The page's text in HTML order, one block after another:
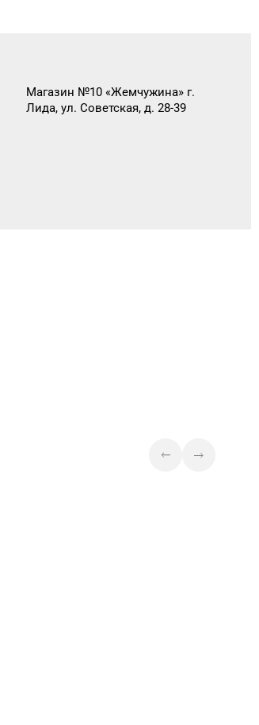
Магазин №10 «Жемчужина» г.
Лида, ул. Советская, д. 28-39